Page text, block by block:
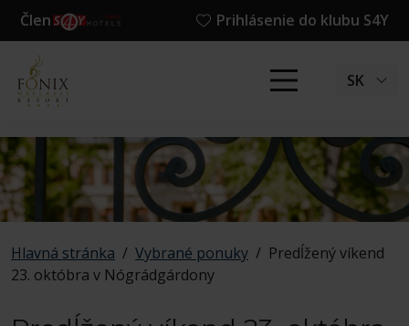
Člen Prihlásenie do klubu S4Y
SK
Hlavná stránka / Vybrané ponuky / Predĺžený víkend
23. októbra v Nógrádgárdony